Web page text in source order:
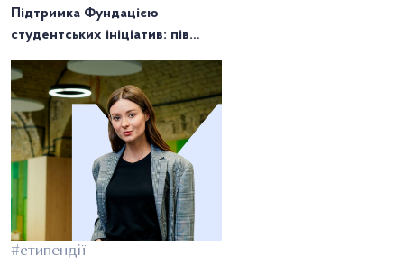
Підтримка Фундацією
студентських ініціатив: пів
«Взаємодопомогою від
НаУКМА»
#стипендії